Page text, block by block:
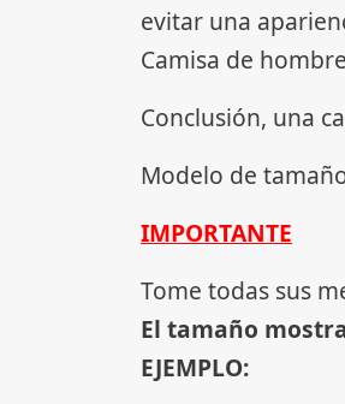
evitar una
Camisa de
Conclusión, una
Modelo de
IMPORTANTE
Tome todas sus
El tamaño
EJEMPLO: